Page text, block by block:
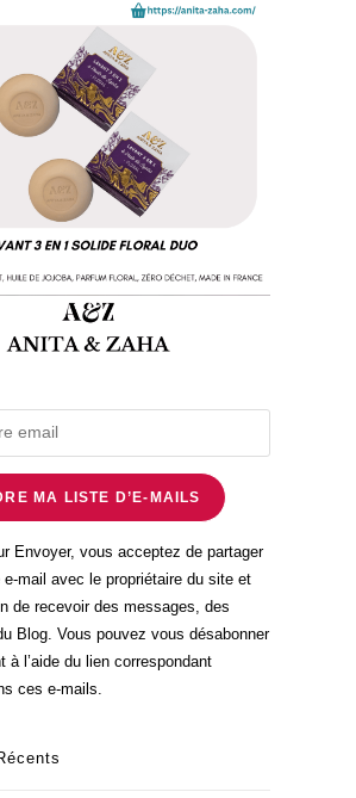
MA LISTE D’E-MAILS
Envoyer, vous acceptez de partager
mail avec le propriétaire du site et
de recevoir des messages, des
Blog. Vous pouvez vous désabonner
à l’aide du lien correspondant
ces e-mails.